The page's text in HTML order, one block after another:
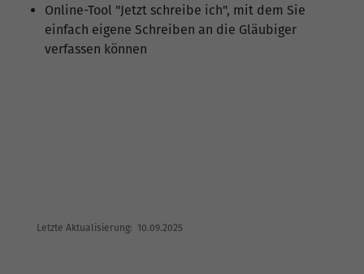
Online-Tool "Jetzt schreibe ich", mit dem Sie
einfach eigene Schreiben an die Gläubiger
verfassen können
Letzte Aktualisierung: 10.09.2025